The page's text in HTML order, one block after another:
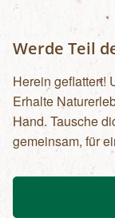
Werde Teil
Herein geflattert!
Erhalte
Hand. Tausche
gemeinsam, für